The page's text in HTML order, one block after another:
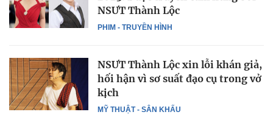
PHIM - TRUYỀN HÌNH
NSƯT Thành Lộc
MỸ THUẬT - SÂN KHẤU
NSƯT Thành Lộc xin lỗi khán giả,
hối hận vì sơ suất đạo cụ trong vở
kịch